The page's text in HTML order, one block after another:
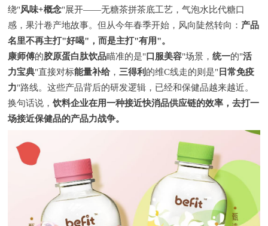
绕"风味+概念"展开——无糖茶拼茶底工艺，气泡水比代糖口
感，果汁卷产地故事。但从今年春季开始，风向陡然转向： 产品
名里不再主打"好喝"，而是主打"有用"。
康师傅的胶原蛋白肽饮品瞄准的是"口服美容"场景，统一的"活
力宝典"直接对标能量补给，三得利 的维C线走的则是" 日常免疫
力"路线。这些产品背后的研发逻辑，已经和保健品越来越近。
换句话说，饮料企业在用一种接近快消品供应链的效率，去打一
场接近保健品的产品力战争。